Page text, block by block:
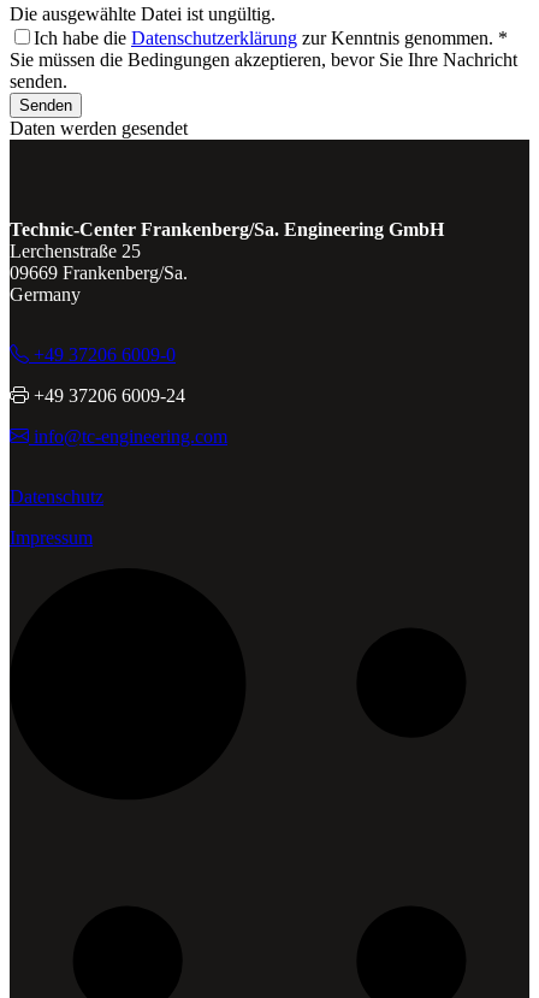
Die ausgewählte Datei ist ungültig.
Ich habe die Datenschutzerklärung zur Kenntnis genommen. *
Sie müssen die Bedingungen akzeptieren, bevor Sie Ihre Nachricht
senden.
Senden
Daten werden gesendet
Technic-Center Frankenberg/Sa. Engineering GmbH
Lerchenstraße 25
09669 Frankenberg/Sa.
Germany
+49 37206 6009-0
+49 37206 6009-24
info@tc-engineering.com
Datenschutz
Impressum